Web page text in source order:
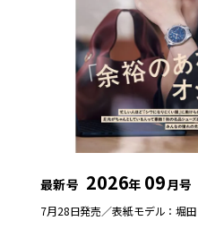
最新号 2026年 09月号
7月28日発売／表紙モデル：堀